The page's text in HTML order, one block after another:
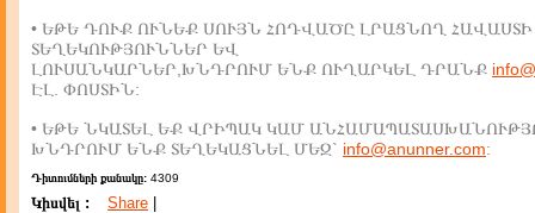
• ԵԹԵ ԴՈՒՔ ՈՒՆԵՔ ՍՈՒՅՆ ՀՈԴՎԱԾԸ ԼՐԱՑՆՈՂ ՀԱՎԱՍՏԻ
ՏԵՂԵԿՈՒԹՅՈՒՆՆԵՐ ԵՎ
ԼՈՒՍԱՆԿԱՐՆԵՐ,ԽՆԴՐՈՒՄ ԵՆՔ ՈՒՂԱՐԿԵԼ ԴՐԱՆՔ
ԷԼ. ՓՈՍՏԻՆ:
• ԵԹԵ ՆԿԱՏԵԼ ԵՔ ՎՐԻՊԱԿ ԿԱՄ
ԽՆԴՐՈՒՄ ԵՆՔ ՏԵՂԵԿԱՑՆԵԼ ՄԵԶ` info@anunner.com:
Դիտումների քանակը: 4309
Կիսվել : Share